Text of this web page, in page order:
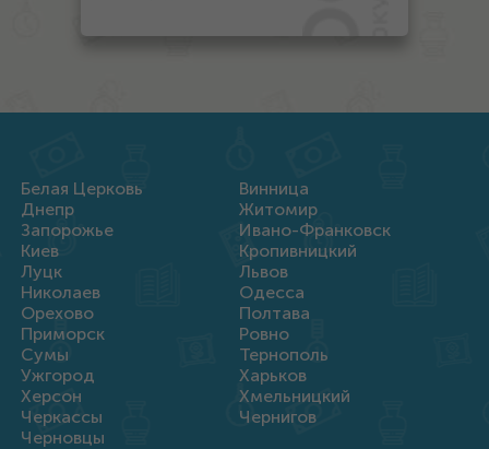
Белая Церковь
Винница
Днепр
Житомир
Запорожье
Ивано-Франковск
Киев
Кропивницкий
Луцк
Львов
Николаев
Одесса
Орехово
Полтава
Приморск
Ровно
Сумы
Тернополь
Ужгород
Харьков
Херсон
Хмельницкий
Черкассы
Чернигов
Черновцы